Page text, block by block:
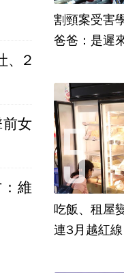
、2
女
維
割頸案受害
爸爸：是遲
吃飯、租屋
連3月越紅線